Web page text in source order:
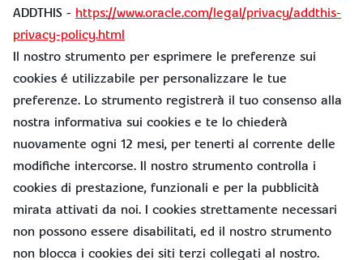
ADDTHIS - https://www.oracle.com/legal/privacy/addthis-
privacy-policy.html
Il nostro strumento per esprimere le preferenze sui
cookies é utilizzabile per personalizzare le tue
preferenze. Lo strumento registrerà il tuo consenso alla
nostra informativa sui cookies e te lo chiederà
nuovamente ogni 12 mesi, per tenerti al corrente delle
modifiche intercorse. Il nostro strumento controlla i
cookies di prestazione, funzionali e per la pubblicità
mirata attivati da noi. I cookies strettamente necessari
non possono essere disabilitati, ed il nostro strumento
non blocca i cookies dei siti terzi collegati al nostro.